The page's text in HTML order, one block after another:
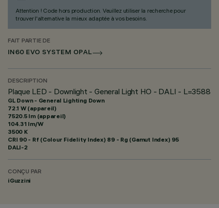
Attention ! Code hors production. Veuillez utiliser la recherche pour
trouver l'alternative la mieux adaptée à vos besoins.
FAIT PARTIE DE
IN60 EVO SYSTEM OPAL
DESCRIPTION
Plaque LED - Downlight - General Light HO - DALI - L=3588
GL Down - General Lighting Down
72.1 W (appareil)
7520.5 lm (appareil)
104.31 lm/W
3500 K
CRI 90- Rf (Colour Fidelity Index) 89 - Rg (Gamut Index) 95
DALI-2
CONÇU PAR
iGuzzini